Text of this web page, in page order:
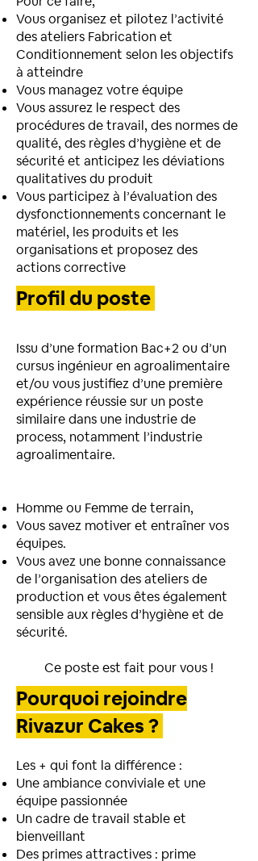
Vous organisez et pilotez l’activité
des ateliers Fabrication et
Conditionnement selon les objectifs
à atteindre
Vous managez votre équipe
Vous assurez le respect des
procédures de travail, des normes de
qualité, des règles d’hygiène et de
sécurité et anticipez les déviations
qualitatives du produit
Vous participez à l’évaluation des
dysfonctionnements concernant le
matériel, les produits et les
organisations et proposez des
actions corrective
Profil du poste
Issu d’une formation Bac+2 ou d’un
cursus ingénieur en agroalimentaire
et/ou vous justifiez d’une première
expérience réussie sur un poste
similaire dans une industrie de
process, notamment l’industrie
agroalimentaire.
Homme ou Femme de terrain,
Vous savez motiver et entraîner vos
équipes.
Vous avez une bonne connaissance
de l’organisation des ateliers de
production et vous êtes également
sensible aux règles d’hygiène et de
sécurité.
Ce poste est fait pour vous !
Pourquoi rejoindre
Rivazur Cakes ?
Les + qui font la différence :
Une ambiance conviviale et une
équipe passionnée
Un cadre de travail stable et
bienveillant
Des primes attractives : prime